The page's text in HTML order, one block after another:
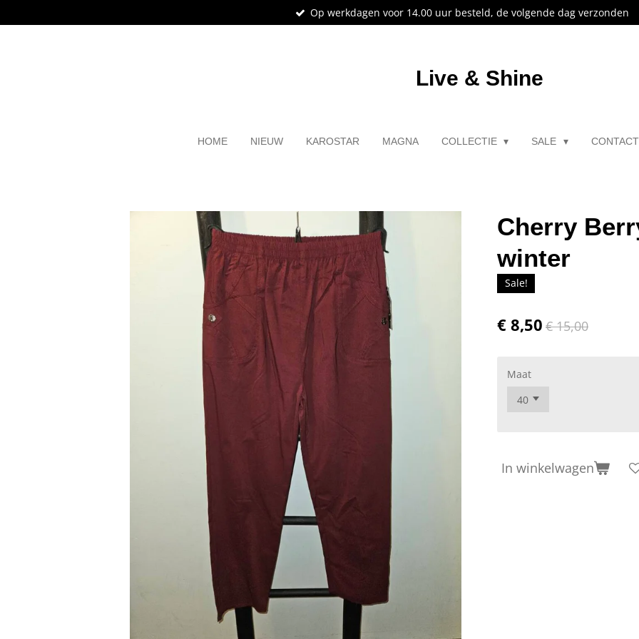
direct
Op werkdagen voor 14.00 uur besteld, de volgende dag verzonden
Live & Shine
HOME NIEUW KAROSTAR MAGNA COLLECTIE SALE
Cherry
winter
Sale!
€ 8,50 € 15,00
Maat
In winkelwagen